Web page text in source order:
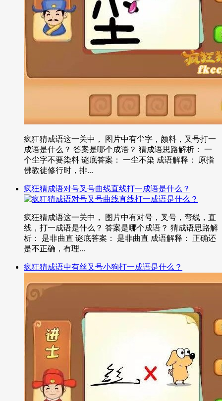
疯狂猜成语这一关中， 图片中有尘字，颜料，叉号打一
成语是什么？ 答案是哪个成语？ 猜成语思路解析： 一
个尘字不要染料 谜底答案： 一尘不染 成语解释： 原指
佛教徒修行时，排...
疯狂猜成语对号叉号曲线直线打一成语是什么？
疯狂猜成语这一关中， 图片中有对号，叉号，弯线，直
线，打一成语是什么？ 答案是哪个成语？ 猜成语思路解
析： 是非曲直 谜底答案： 是非曲直 成语解释： 正确还
是不正确，有理...
疯狂猜成语中有丝叉号小狗打一成语是什么？